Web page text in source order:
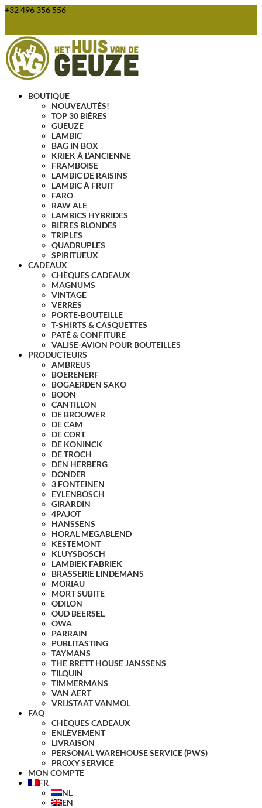
+32 496 356 556
BOUTIQUE
NOUVEAUTÉS!
TOP 30 BIÈRES
GUEUZE
LAMBIC
BAG IN BOX
KRIEK À L’ANCIENNE
FRAMBOISE
LAMBIC DE RAISINS
LAMBIC À FRUIT
FARO
RAW ALE
LAMBICS HYBRIDES
BIÈRES BLONDES
TRIPLES
QUADRUPLES
SPIRITUEUX
CADEAUX
CHÈQUES CADEAUX
MAGNUMS
VINTAGE
VERRES
PORTE-BOUTEILLE
T-SHIRTS & CASQUETTES
PATÉ & CONFITURE
VALISE-AVION POUR BOUTEILLES
PRODUCTEURS
AMBREUS
BOERENERF
BOGAERDEN SAKO
BOON
CANTILLON
DE BROUWER
DE CAM
DE CORT
DE KONINCK
DE TROCH
DEN HERBERG
DONDER
3 FONTEINEN
EYLENBOSCH
GIRARDIN
4PAJOT
HANSSENS
HORAL MEGABLEND
KESTEMONT
KLUYSBOSCH
LAMBIEK FABRIEK
BRASSERIE LINDEMANS
MORIAU
MORT SUBITE
ODILON
OUD BEERSEL
OWA
PARRAIN
PUBLITASTING
TAYMANS
THE BRETT HOUSE JANSSENS
TILQUIN
TIMMERMANS
VAN AERT
VRIJSTAAT VANMOL
FAQ
CHÈQUES CADEAUX
ENLÈVEMENT
LIVRAISON
PERSONAL WAREHOUSE SERVICE (PWS)
PROXY SERVICE
MON COMPTE
FR
NL
EN